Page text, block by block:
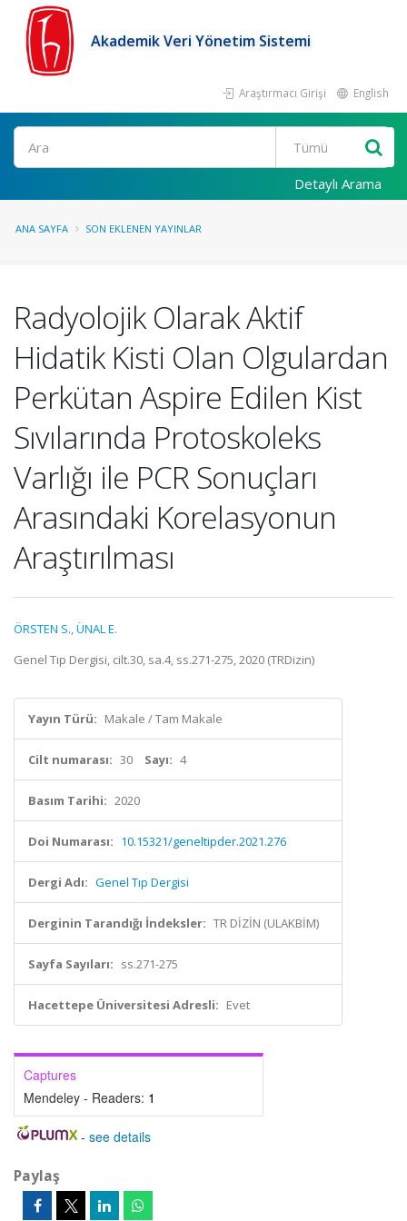
Akademik Veri Yönetim Sistemi
Araştırmacı Girişi English
Ara
Detaylı Arama
ANA SAYFA SON EKLENEN YAYINLAR
Radyolojik Olarak Aktif
Hidatik Kisti Olan Olgulardan
Perkütan Aspire Edilen Kist
Sıvılarında Protoskoleks
Varlığı ile PCR Sonuçları
Arasındaki Korelasyonun
Araştırılması
ÖRSTEN S.,ÜNAL E.
Genel Tıp Dergisi, cilt.30, sa.4, ss.271-275, 2020 (TRDizin)
Yayın Türü: Makale / Tam Makale
Cilt numarası: 30 Sayı: 4
Basım Tarihi: 2020
Doi Numarası: 10.15321/geneltipder.2021.276
Dergi Adı: Genel Tıp Dergisi
Derginin Tarandığı İndeksler: TR DİZİN (ULAKBİM)
Sayfa Sayıları: ss.271-275
Hacettepe Üniversitesi Adresli: Evet
Captures
Mendeley - Readers: 1
- see details
Paylaş